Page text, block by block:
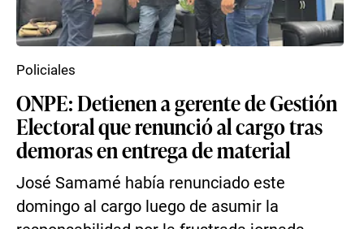
ONPE: Detienen a gerente de Gestión
Electoral que renunció al cargo tras
demoras en entrega de material
José Samamé había renunciado este
domingo al cargo luego de asumir la
Policiales